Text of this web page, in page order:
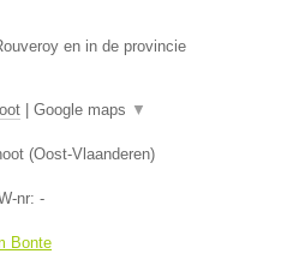
en in de provincie
Google maps ▼
(Oost-Vlaanderen)
nr: -
Bonte